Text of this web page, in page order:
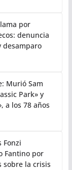
por
denuncia
desamparo
Murió Sam
Park» y
a los 78 años
Fonzi
Fantino por
sobre la crisis